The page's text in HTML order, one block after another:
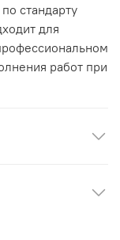
стандарту
для
работ при